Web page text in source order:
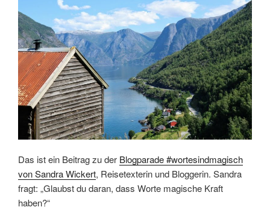
Das ist ein Beitrag zu der Blogparade #wortesindmagisch
von Sandra Wickert, Reisetexterin und Bloggerin. Sandra
fragt: „Glaubst du daran, dass Worte magische Kraft
haben?“